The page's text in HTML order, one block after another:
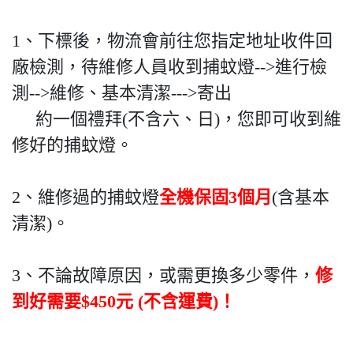
1、下標後，物流會前往您指定地址收件回
廠檢測，待維修人員收到捕蚊燈-->進行檢
測-->維修、基本清潔--->寄出
約一個禮拜(不含六、日)，您即可收到維
修好的捕蚊燈。
2、維修過的捕蚊燈全機保固3個月 (含基本
清潔)。
3、不論故障原因，或需更換多少零件， 修
到好需要$450元 (不含運費)！